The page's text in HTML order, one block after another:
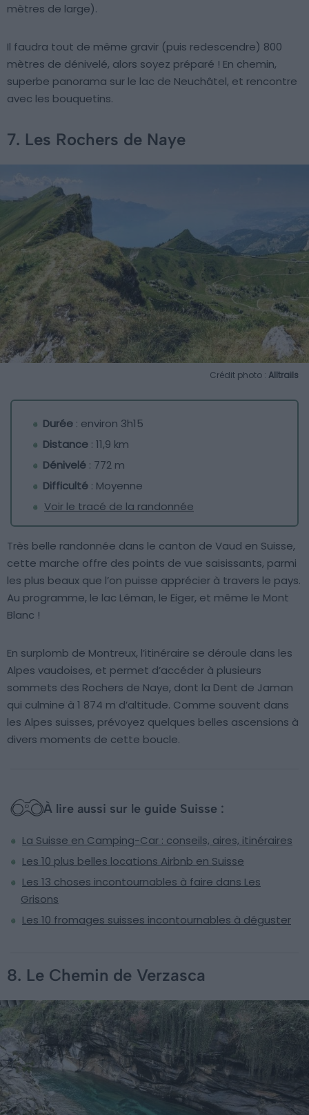
mètres de large).
Il faudra tout de même gravir (puis redescendre) 800
mètres de dénivelé, alors soyez préparé ! En chemin,
superbe panorama sur le lac de Neuchâtel, et rencontre
avec les bouquetins.
7. Les Rochers de Naye
Crédit photo : Alltrails
Durée : environ 3h15
Distance : 11,9 km
Dénivelé : 772 m
Difficulté : Moyenne
Voir le tracé de la randonnée
Très belle randonnée dans le canton de Vaud en Suisse,
cette marche offre des points de vue saisissants, parmi
les plus beaux que l’on puisse apprécier à travers le pays.
Au programme, le lac Léman, le Eiger, et même le Mont
Blanc !
En surplomb de Montreux, l’itinéraire se déroule dans les
Alpes vaudoises, et permet d’accéder à plusieurs
sommets des Rochers de Naye, dont la Dent de Jaman
qui culmine à 1 874 m d’altitude. Comme souvent dans
les Alpes suisses, prévoyez quelques belles ascensions à
divers moments de cette boucle.
À lire aussi sur le guide Suisse :
La Suisse en Camping-Car : conseils, aires, itinéraires
Les 10 plus belles locations Airbnb en Suisse
Les 13 choses incontournables à faire dans Les
Grisons
Les 10 fromages suisses incontournables à déguster
8. Le Chemin de Verzasca